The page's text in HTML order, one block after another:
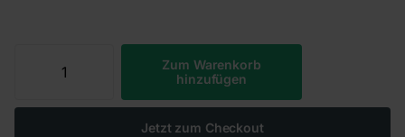
Zum Warenkorb
hinzufügen
Jetzt zum Checkout